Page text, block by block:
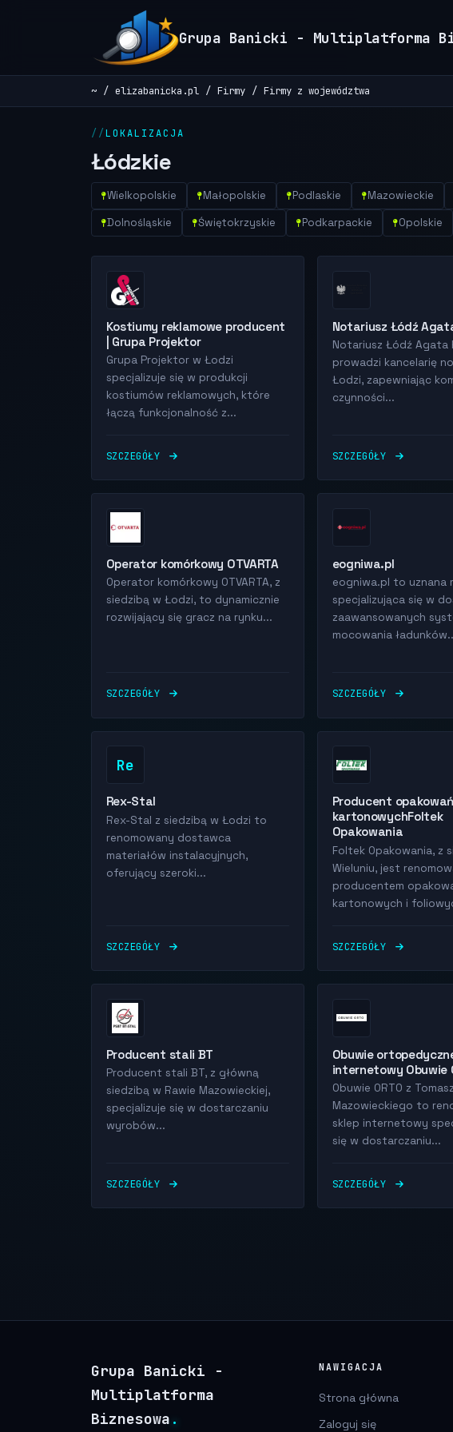
Grupa Banicki - Multiplatforma
~ elizabanicka.pl Firmy Firmy z województwa
LOKALIZACJA
Łódzkie
Wielkopolskie Małopolskie Podlaskie Mazowieckie
Dolnośląskie Świętokrzyskie Podkarpackie Opolskie
Kostiumy reklamowe producent
| Grupa Projektor
Grupa Projektor w Łodzi
specjalizuje się w produkcji
kostiumów reklamowych, które
łączą funkcjonalność z...
SZCZEGÓŁY
Notariusz Łódź
Notariusz Łódź Agata
prowadzi kancelarię
Łodzi, zapewniając
czynności...
SZCZEGÓŁY
Operator komórkowy OTVARTA
Operator komórkowy OTVARTA, z
siedzibą w Łodzi, to dynamicznie
rozwijający się gracz na rynku...
SZCZEGÓŁY
eogniwa.pl
eogniwa.pl to uznana
specjalizująca się w
zaawansowanych
mocowania
SZCZEGÓŁY
Re
Rex-Stal
Rex-Stal z siedzibą w Łodzi to
renomowany dostawca
materiałów instalacyjnych,
oferujący szeroki...
SZCZEGÓŁY
Producent opakowań
kartonowychFoltek
Opakowania
Foltek Opakowania, z
Wieluniu, jest
producentem
kartonowych i
SZCZEGÓŁY
Producent stali BT
Producent stali BT, z główną
siedzibą w Rawie Mazowieckiej,
specjalizuje się w dostarczaniu
wyrobów...
SZCZEGÓŁY
Obuwie
internetowy Obuwie
Obuwie ORTO z
Mazowieckiego to
sklep internetowy
się w dostarczaniu...
SZCZEGÓŁY
Grupa Banicki -
Multiplatforma
Biznesowa .
NAWIGACJA
Strona główna
Zaloguj się